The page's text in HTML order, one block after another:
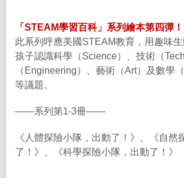
「 STEAM學習百科」系列繪本第四彈！
此系列呼應美國 STEAM教育，用趣味
孩子認識科學（Science）、技術（
（ Engineering）、藝術（Art）及數學（
等議題。
——系列第1-3冊——
《人體探險小隊，出動了！》、《自然
了！》、《科學探險小隊，出動了！》